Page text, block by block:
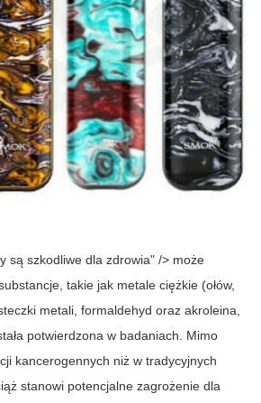
są szkodliwe dla zdrowia" /> może
takie jak metale ciężkie (ołów,
metali, formaldehyd oraz akroleina,
potwierdzona w badaniach. Mimo
kancerogennych niż w tradycyjnych
stanowi potencjalne zagrożenie dla